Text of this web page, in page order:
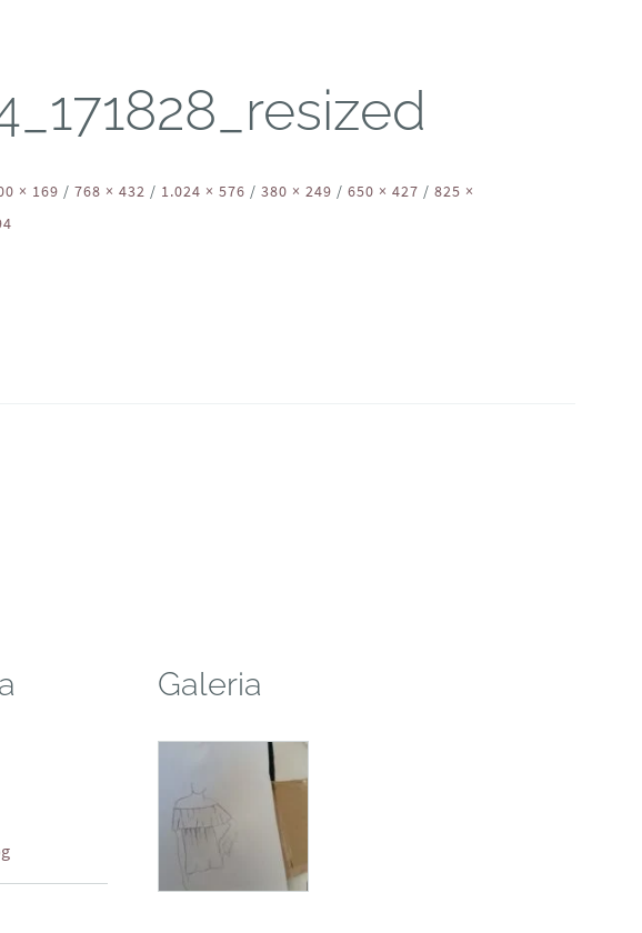
× 169 / 768 × 432 / 1.024 × 576 / 380 × 249 / 650 × 427 / 825 ×
Galeria